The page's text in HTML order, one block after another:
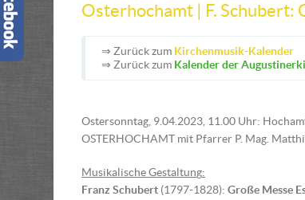
Osterhochamt | F. Schubert:
⇒ Zurück zum Kirchenmusik-Kalender
⇒ Zurück zum Kalender der
Ostersonntag, 9.04.2023, 11.00 Uhr:
OSTERHOCHAMT mit Pfarrer P. Mag.
Musikalische Gestaltung:
Franz Schubert (1797-1828): Große Messe